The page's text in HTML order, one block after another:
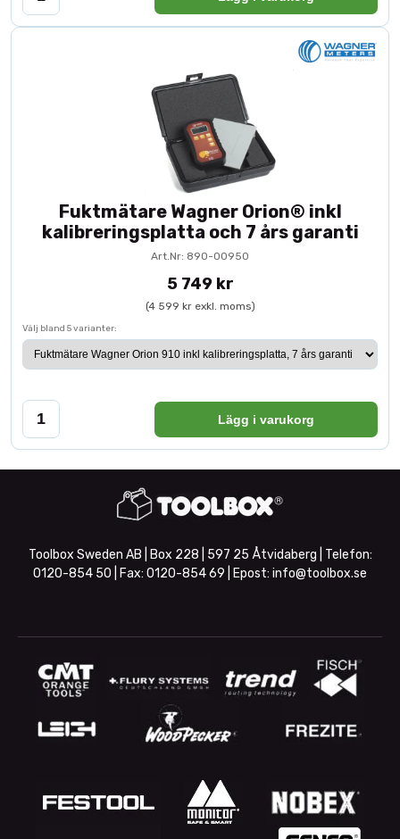
Fuktmätare Wagner Orion® inkl
kalibreringsplatta och 7 års garanti
Art.Nr: 890-00950
5 749 kr
(4 599 kr exkl. moms)
Välj bland 5 varianter:
Lägg i varukorg
Toolbox Sweden AB | Box 228 | 597 25 Åtvidaberg | Telefon:
0120-854 50 | Fax: 0120-854 69 | Epost: info@toolbox.se